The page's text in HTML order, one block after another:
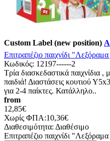
Custom Label (new position)
Επιτραπέζιο παιχνίδι
Κωδικός: 12197------2
Τρία διασκεδαστικά παιχνίδια ,
παιδιά! Διαστάσεις κουτιού
για 2-4 παίκτες. Κατάλληλο..
from
12,85€
Χωρίς ΦΠΑ:10,36€
Διαθεσιμότητα: Διαθέσιμο
Επιτραπέζιο παιχνίδι